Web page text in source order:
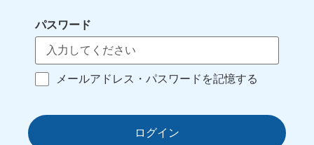
パスワード
メールアドレス・パスワードを記憶する
ログイン